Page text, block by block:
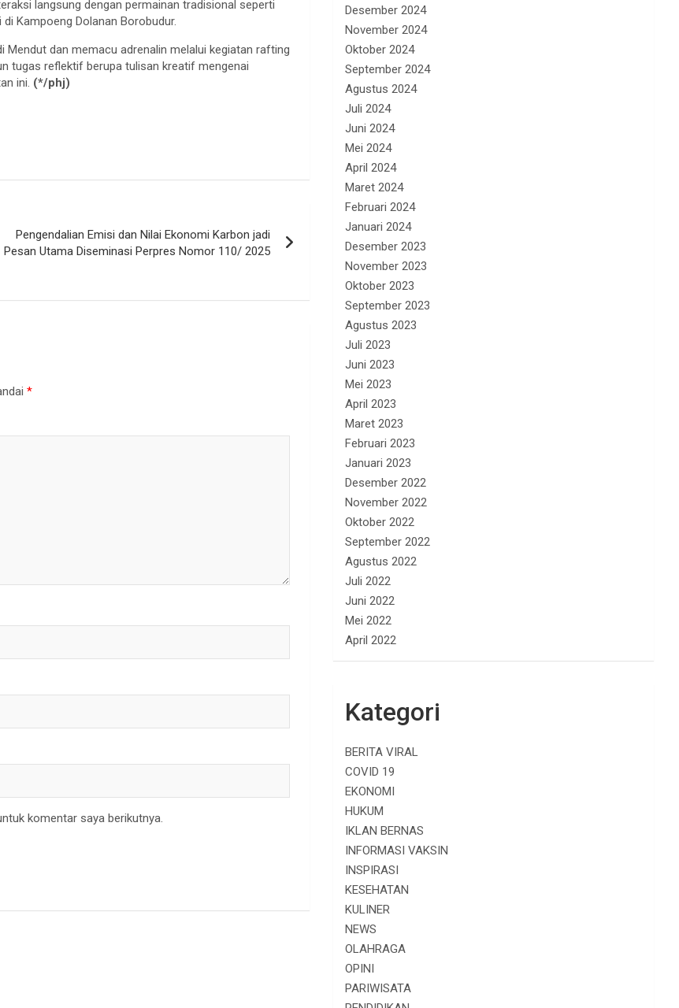
langsung dengan permainan tradisional seperti
Kampoeng Dolanan Borobudur.
Mendut dan memacu adrenalin melalui kegiatan rafting
tugas reflektif berupa tulisan kreatif mengenai
ini. (*/phj)
Pengendalian Emisi dan Nilai Ekonomi Karbon jadi
Pesan Utama Diseminasi Perpres Nomor 110/ 2025
*
komentar saya berikutnya.
Desember 2024
November 2024
Oktober 2024
September 2024
Agustus 2024
Juli 2024
Juni 2024
Mei 2024
April 2024
Maret 2024
Februari 2024
Januari 2024
Desember 2023
November 2023
Oktober 2023
September 2023
Agustus 2023
Juli 2023
Juni 2023
Mei 2023
April 2023
Maret 2023
Februari 2023
Januari 2023
Desember 2022
November 2022
Oktober 2022
September 2022
Agustus 2022
Juli 2022
Juni 2022
Mei 2022
April 2022
Kategori
BERITA VIRAL
COVID 19
EKONOMI
HUKUM
IKLAN BERNAS
INFORMASI VAKSIN
INSPIRASI
KESEHATAN
KULINER
NEWS
OLAHRAGA
OPINI
PARIWISATA